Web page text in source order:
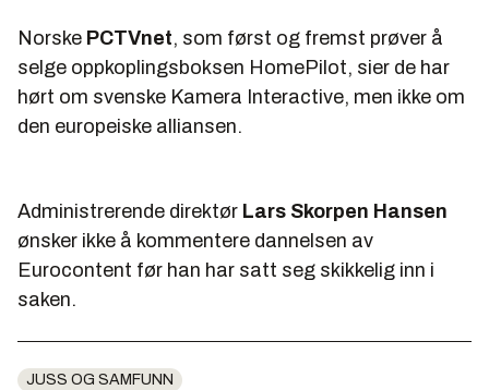
Norske PCTVnet, som først og fremst prøver å
selge oppkoplingsboksen HomePilot, sier de har
hørt om svenske Kamera Interactive, men ikke om
den europeiske alliansen.
Administrerende direktør Lars Skorpen Hansen
ønsker ikke å kommentere dannelsen av
Eurocontent før han har satt seg skikkelig inn i
saken.
JUSS OG SAMFUNN